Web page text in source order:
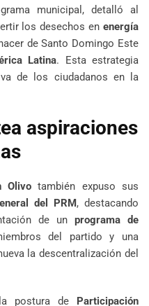
municipal, detalló al
los desechos en energía
de Santo Domingo Este
Latina. Esta estrategia
de los ciudadanos en la
aspiraciones
Olivotambién expuso sus
del PRM, destacando
de un programa de
del partido y una
la descentralización del
postura de Participación